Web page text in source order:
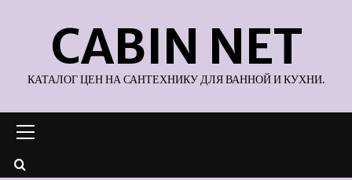
содержимомуCABIN NET
КАТАЛОГ ЦЕН НА САНТЕХНИКУ ДЛЯ ВАННОЙ И КУХНИ.
меню